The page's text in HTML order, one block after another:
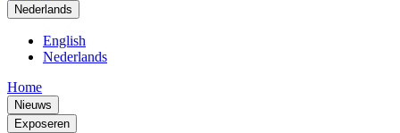
Nederlands
English
Nederlands
Home
Nieuws
Exposeren